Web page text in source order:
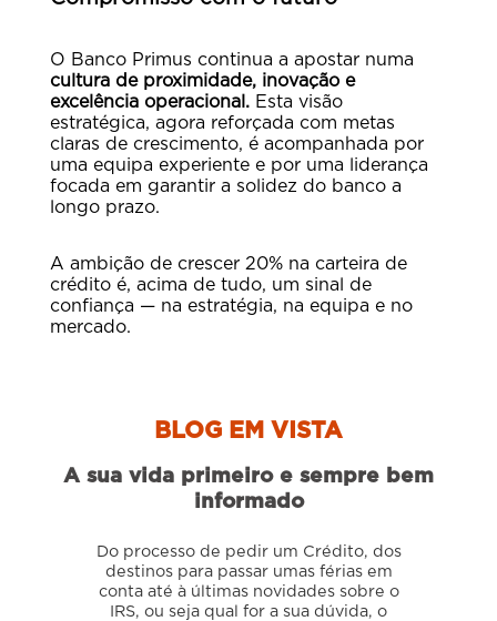
O Banco Primus continua a apostar numa
cultura de proximidade, inovação e
excelência operacional.Esta visão
estratégica, agora reforçada com metas
claras de crescimento, é acompanhada por
uma equipa experiente e por uma liderança
focada em garantir a solidez do banco a
longo prazo.
A ambição de crescer 20% na carteira de
crédito é, acima de tudo, um sinal de
confiança — na estratégia, na equipa e no
mercado.
BLOG EM VISTA
A sua vida primeiro e sempre bem
informado
Do processo de pedir um Crédito, dos
destinos para passar umas férias em
conta até à últimas novidades sobre o
IRS, ou seja qual for a sua dúvida, o